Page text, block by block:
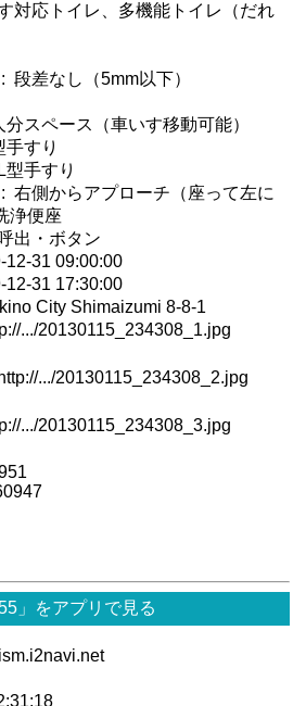
対応トイレ、多機能トイレ（だれ
: 段差なし（5mm以下）
スペース（車いす移動可能）
すり
型手すり
: 右側からアプローチ（座って左に
浄便座
出・ボタン
12-31 09:00:00
12-31 17:30:00
City Shimaizumi 8-8-1
.../20130115_234308_1.jpg
.../20130115_234308_2.jpg
.../20130115_234308_3.jpg
」をアプリで見る